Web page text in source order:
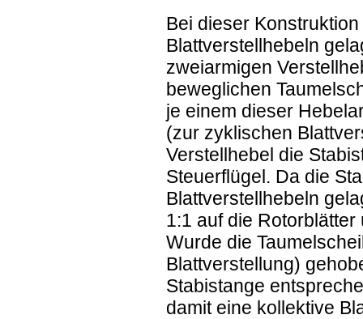
Bei dieser
Blattverstellhebeln
zweiarmigen
beweglichen
je einem dieser
(zur zyklischen
Verstellhebel die
Steuerflügel. Da die
Blattverstellhebeln
1:1 auf die Rotorblätter
Wurde die
Blattverstellung)
Stabistange
damit eine kollektive